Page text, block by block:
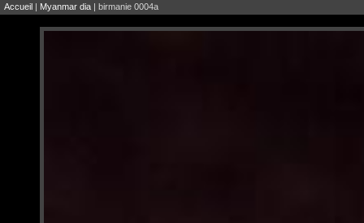
Accueil | Myanmar dia | birmanie 0004a